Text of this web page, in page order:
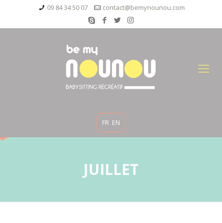
09 84 34 50 07 contact@bemynounou.com
FR EN
JUILLET